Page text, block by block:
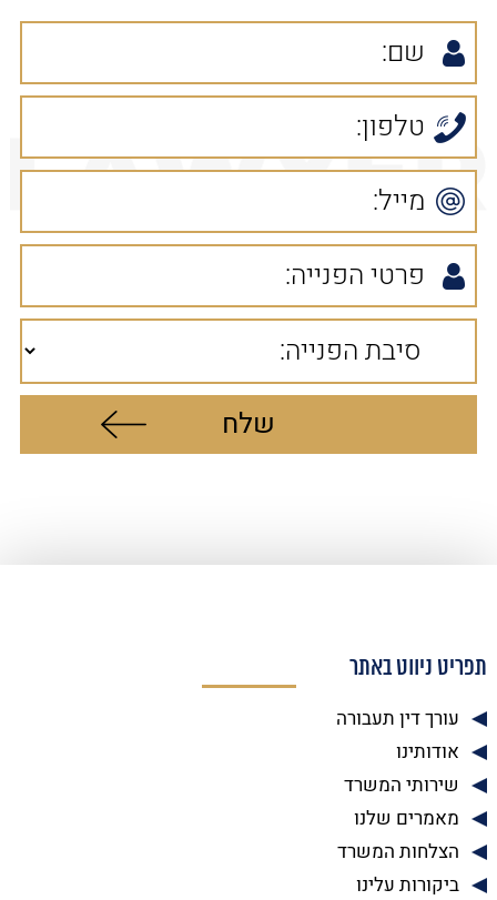
תפריט ניווט באתר
עורך דין תעבורה
אודותינו
שירותי המשרד
מאמרים שלנו
הצלחות המשרד
ביקורות עלינו